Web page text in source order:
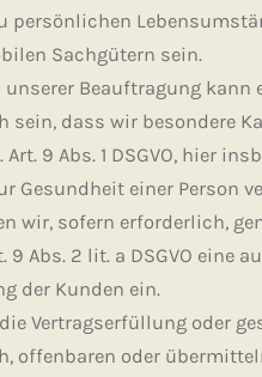
persönlichen
Sachgütern sein.
unserer Beauftragung kann
sein, dass wir besondere
Art. 9 Abs. 1 DSGVO, hier
Gesundheit einer Person
wir, sofern erforderlich,
9 Abs. 2 lit. a DSGVO eine
der Kunden ein.
Vertragserfüllung oder
offenbaren oder